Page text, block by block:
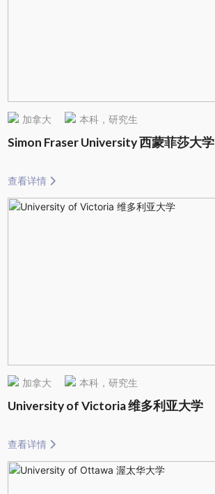
加拿大 本科，研究生
Simon Fraser University 西蒙菲莎大学
查看详情
加拿大 本科，研究生
University of Victoria 维多利亚大学
查看详情